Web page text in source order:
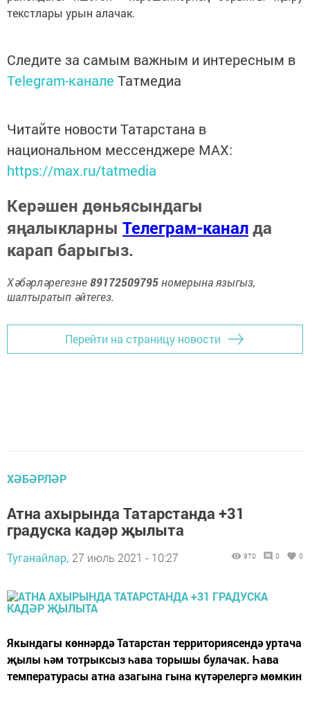
текстлары урын алачак.
Следите за самым важным и интересным в
Telegram-канале Татмедиа
Читайте новости Татарстана в
национальном мессенджере MАХ:
https://max.ru/tatmedia
Керәшен дөньясындагы
яңалыкларны Телеграм-каналда
карап барыгыз.
Хәбәрләрегезне89172509795номерына языгыз,
шалтыратып әйтегез.
Перейти на страницу новости
ХӘБӘРЛӘР
Атна ахырында Татарстанда +31
градуска кадәр җылыта
Туганайлар, 27 июль 2021 - 10:27 970 0 0
Якындагы көннәрдә Татарстан территориясендә уртача
җылы һәм тотрыксыз һава торышы булачак. Һава
температурасы атна азагына гына күтәрелергә мөмкин